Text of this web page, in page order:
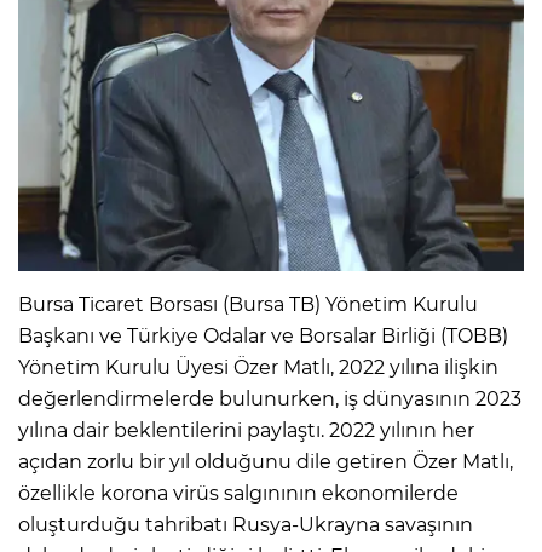
Bursa Ticaret Borsası (Bursa TB) Yönetim Kurulu
Başkanı ve Türkiye Odalar ve Borsalar Birliği (TOBB)
Yönetim Kurulu Üyesi Özer Matlı, 2022 yılına ilişkin
değerlendirmelerde bulunurken, iş dünyasının 2023
yılına dair beklentilerini paylaştı. 2022 yılının her
açıdan zorlu bir yıl olduğunu dile getiren Özer Matlı,
özellikle korona virüs salgınının ekonomilerde
oluşturduğu tahribatı Rusya-Ukrayna savaşının